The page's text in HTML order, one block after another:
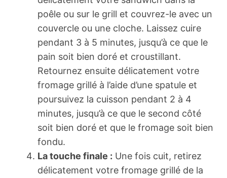
poêle ou sur le grill et couvrez-le avec un
couvercle ou une cloche. Laissez cuire
pendant 3 à 5 minutes, jusqu’à ce que le
pain soit bien doré et croustillant.
Retournez ensuite délicatement votre
fromage grillé à l’aide d’une spatule et
poursuivez la cuisson pendant 2 à 4
minutes, jusqu’à ce que le second côté
soit bien doré et que le fromage soit bien
fondu.
La touche finale : Une fois cuit, retirez
délicatement votre fromage grillé de la